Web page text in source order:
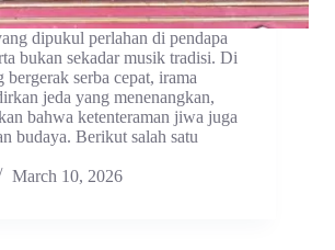
dipukul perlahan di pendapa
bukan sekadar musik tradisi. Di
bergerak serba cepat, irama
jeda yang menenangkan,
bahwa ketenteraman jiwa juga
budaya. Berikut salah satu
March 10, 2026